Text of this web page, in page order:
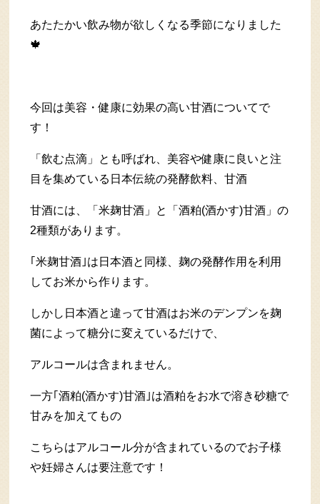
あたたかい飲み物が欲しくなる季節になりました
🍁
今回は美容・健康に効果の高い甘酒についてで
す！
「飲む点滴」とも呼ばれ、美容や健康に良いと注
目を集めている日本伝統の発酵飲料、甘酒
甘酒には、「米麹甘酒」と「酒粕(酒かす)甘酒」の
2種類があります。
｢米麹甘酒｣は日本酒と同様、麹の発酵作用を利用
してお米から作ります。
しかし日本酒と違って甘酒はお米のデンプンを麹
菌によって糖分に変えているだけで、
アルコールは含まれません。
一方｢酒粕(酒かす)甘酒｣は酒粕をお水で溶き砂糖で
甘みを加えてもの
こちらはアルコール分が含まれているのでお子様
や妊婦さんは要注意です！